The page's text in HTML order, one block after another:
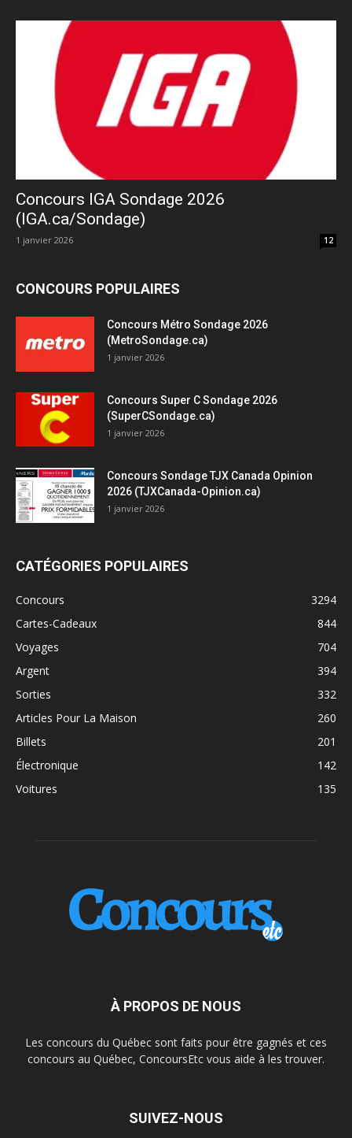
Concours IGA Sondage 2026
(IGA.ca/Sondage)
1 janvier 2026 12
CONCOURS POPULAIRES
Concours Métro Sondage 2026
(MetroSondage.ca)
1 janvier 2026
Concours Super C Sondage 2026
(SuperCSondage.ca)
1 janvier 2026
Concours Sondage TJX Canada Opinion
2026 (TJXCanada-Opinion.ca)
1 janvier 2026
CATÉGORIES POPULAIRES
Concours
3294
Cartes-Cadeaux
844
Voyages
704
Argent
394
Sorties
332
Articles Pour La Maison
260
Billets
201
Électronique
142
Voitures
135
À PROPOS DE NOUS
Les concours du Québec sont faits pour être gagnés et ces
concours au Québec, ConcoursEtc vous aide à les trouver.
SUIVEZ-NOUS